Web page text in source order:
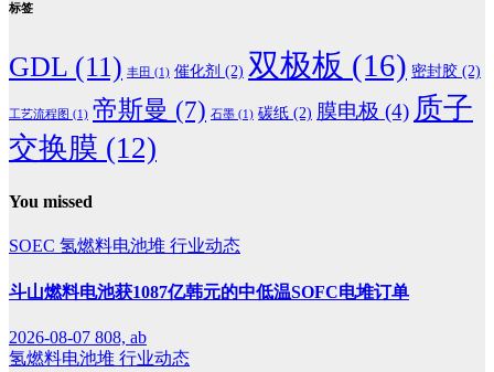
标签
GDL (11) 丰田 (1) 催化剂 (2) 双极板 (16) 密封胶 (2)
工艺流程图 (1) 帝斯曼 (7) 石墨 (1) 碳纸 (2) 膜电极 (4) 质子
交换膜 (12)
You missed
SOEC 氢燃料电池堆 行业动态
斗山燃料电池获1087亿韩元的中低温SOFC电堆订单
2026-08-07 808, ab
氢燃料电池堆 行业动态